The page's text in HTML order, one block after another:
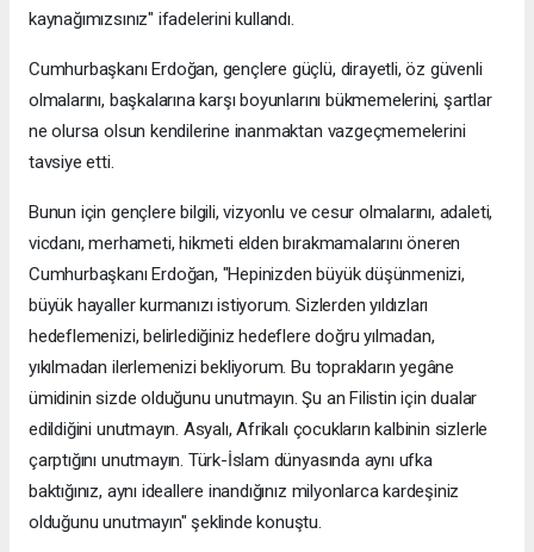
kaynağımızsınız" ifadelerini kullandı.
Cumhurbaşkanı Erdoğan, gençlere güçlü, dirayetli, öz güvenli
olmalarını, başkalarına karşı boyunlarını bükmemelerini, şartlar
ne olursa olsun kendilerine inanmaktan vazgeçmemelerini
tavsiye etti.
Bunun için gençlere bilgili, vizyonlu ve cesur olmalarını, adaleti,
vicdanı, merhameti, hikmeti elden bırakmamalarını öneren
Cumhurbaşkanı Erdoğan, "Hepinizden büyük düşünmenizi,
büyük hayaller kurmanızı istiyorum. Sizlerden yıldızları
hedeflemenizi, belirlediğiniz hedeflere doğru yılmadan,
yıkılmadan ilerlemenizi bekliyorum. Bu toprakların yegâne
ümidinin sizde olduğunu unutmayın. Şu an Filistin için dualar
edildiğini unutmayın. Asyalı, Afrikalı çocukların kalbinin sizlerle
çarptığını unutmayın. Türk-İslam dünyasında aynı ufka
baktığınız, aynı ideallere inandığınız milyonlarca kardeşiniz
olduğunu unutmayın" şeklinde konuştu.